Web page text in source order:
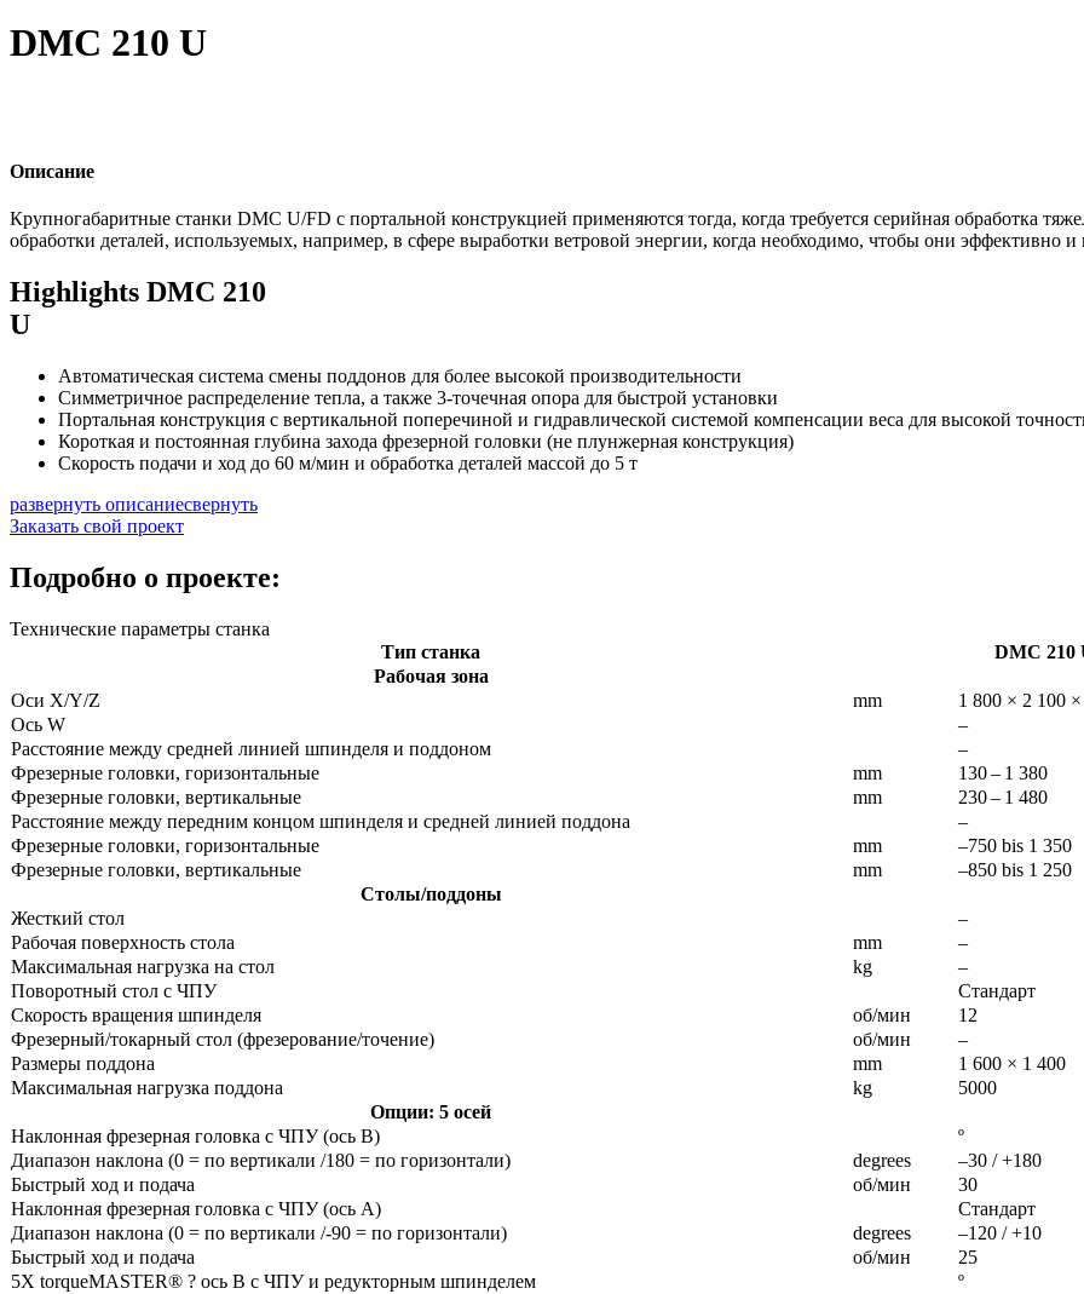
DMC 210 U
Описание
Крупногабаритные станки DMC U/FD с портальной конструкцией применяются тогда, когда требуется серийная обработка
обработки деталей, используемых, например, в сфере выработки ветровой энергии, когда необходимо, чтобы они эффективно и
Highlights DMC 210
U
Автоматическая система смены поддонов для более высокой производительности
Симметричное распределение тепла, а также 3-точечная опора для быстрой установки
Портальная конструкция с вертикальной поперечиной и гидравлической системой компенсации веса для высокой
Короткая и постоянная глубина захода фрезерной головки (не плунжерная конструкция)
Скорость подачи и ход до 60 м/мин и обработка деталей массой до 5 т
развернуть описаниесвернуть
Заказать свой проект
Подробно о проекте:
Технические параметры станка
Тип станка
DMC 210
Рабочая зона
Оси X/Y/Z
mm
1 800 × 2 100
Ось W
–
Расстояние между средней линией шпинделя и поддоном
–
Фрезерные головки, горизонтальные
mm
130 – 1 380
Фрезерные головки, вертикальные
mm
230 – 1 480
Расстояние между передним концом шпинделя и средней линией поддона
–
Фрезерные головки, горизонтальные
mm
–750 bis 1 350
Фрезерные головки, вертикальные
mm
–850 bis 1 250
Столы/поддоны
Жесткий стол
–
Рабочая поверхность стола
mm
–
Максимальная нагрузка на стол
kg
–
Поворотный стол с ЧПУ
Стандарт
Скорость вращения шпинделя
об/мин
12
Фрезерный/токарный стол (фрезерование/точение)
об/мин
–
Размеры поддона
mm
1 600 × 1 400
Максимальная нагрузка поддона
kg
5000
Опции: 5 осей
Наклонная фрезерная головка с ЧПУ (ось B)
º
Диапазон наклона (0 = по вертикали /180 = по горизонтали)
degrees
–30 / +180
Быстрый ход и подача
об/мин
30
Наклонная фрезерная головка с ЧПУ (ось A)
Стандарт
Диапазон наклона (0 = по вертикали /-90 = по горизонтали)
degrees
–120 / +10
Быстрый ход и подача
об/мин
25
5X torqueMASTER® ? ось B с ЧПУ и редукторным шпинделем
º